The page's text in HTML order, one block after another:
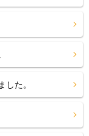
した。